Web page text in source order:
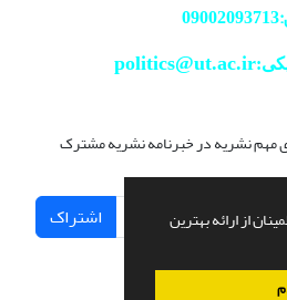
از ارائه بهترین
politics@ut.ac.ir
مهم نشریه در خبرنامه نشریه مشترک
اشتراک